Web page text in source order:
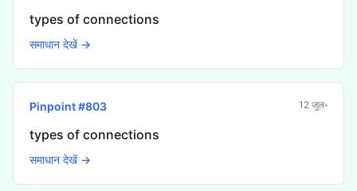
types of connections
समाधान देखें →
Pinpoint #803 12 जुल॰
types of connections
समाधान देखें →